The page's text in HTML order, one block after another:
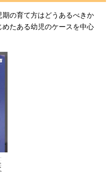
の育て方はどうあるべきか
たある幼児のケースを中心